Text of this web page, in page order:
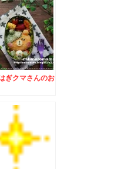
ぎクマさんのお